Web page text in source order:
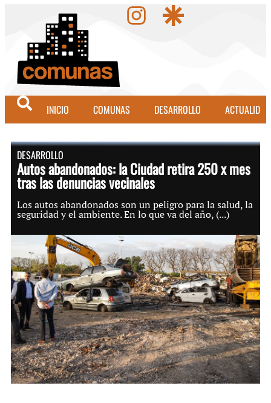
INICIO COMUNAS DESARROLLO ACTUALIDAD
DESARROLLO
Autos abandonados: la Ciudad retira 250 x mes
tras las denuncias vecinales
Los autos abandonados son un peligro para la salud, la
seguridad y el ambiente. En lo que va del año, (...)